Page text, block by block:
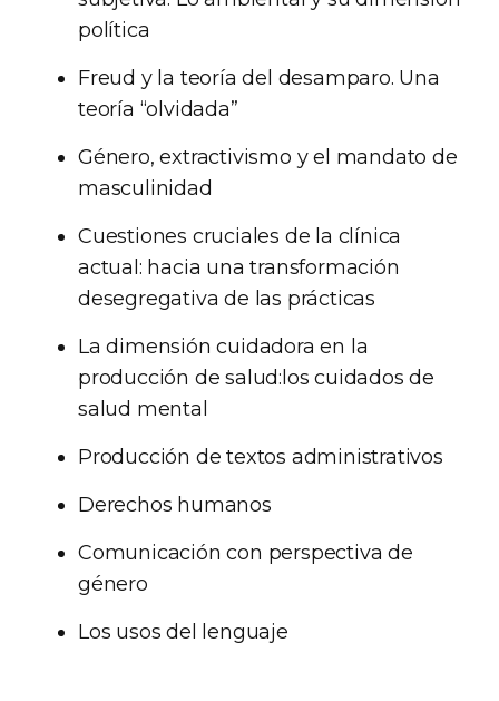
política
Freud y la teoría del desamparo. Una
teoría “olvidada”
Género, extractivismo y el mandato de
masculinidad
Cuestiones cruciales de la clínica
actual: hacia una transformación
desegregativa de las prácticas
La dimensión cuidadora en la
producción de salud:los cuidados de
salud mental
Producción de textos administrativos
Derechos humanos
Comunicación con perspectiva de
género
Los usos del lenguaje